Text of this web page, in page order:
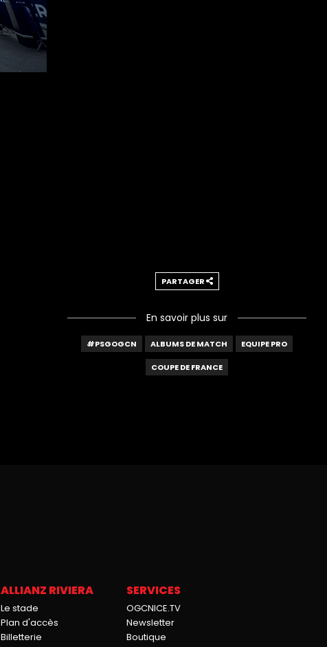
PARTAGER
En savoir plus sur
#PSGOGCN ALBUMS DE MATCH EQUIPE PRO
COUPE DE FRANCE
ALLIANZ RIVIERA
Le stade
Plan d'accès
Billetterie
SERVICES
OGCNICE.TV
Newsletter
Boutique